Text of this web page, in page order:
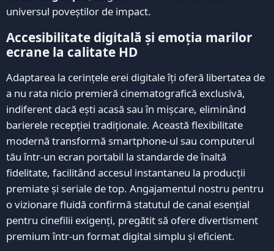
universul poveștilor de impact.
Accesibilitate digitală și emoția marilor
ecrane la calitate HD
Adaptarea la cerințele erei digitale îți oferă libertatea de
a nu rata nicio premieră cinematografică exclusivă,
indiferent dacă ești acasă sau în mișcare, eliminând
barierele recepției tradiționale. Această flexibilitate
modernă transformă smartphone-ul sau computerul
tău într-un ecran portabil la standarde de înaltă
fidelitate, facilitând accesul instantaneu la producții
premiate și seriale de top. Angajamentul nostru pentru
o vizionare fluidă confirmă statutul de canal esențial
pentru cinefilii exigenți, pregătit să ofere divertisment
premium într-un format digital simplu și eficient.